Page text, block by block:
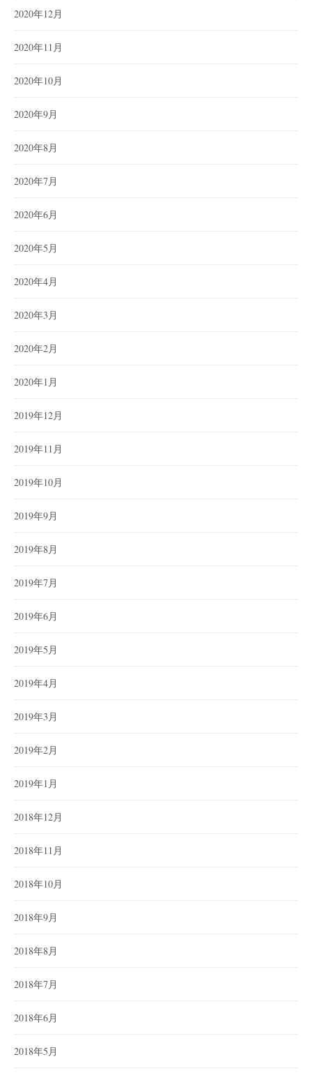
2020年12月
2020年11月
2020年10月
2020年9月
2020年8月
2020年7月
2020年6月
2020年5月
2020年4月
2020年3月
2020年2月
2020年1月
2019年12月
2019年11月
2019年10月
2019年9月
2019年8月
2019年7月
2019年6月
2019年5月
2019年4月
2019年3月
2019年2月
2019年1月
2018年12月
2018年11月
2018年10月
2018年9月
2018年8月
2018年7月
2018年6月
2018年5月